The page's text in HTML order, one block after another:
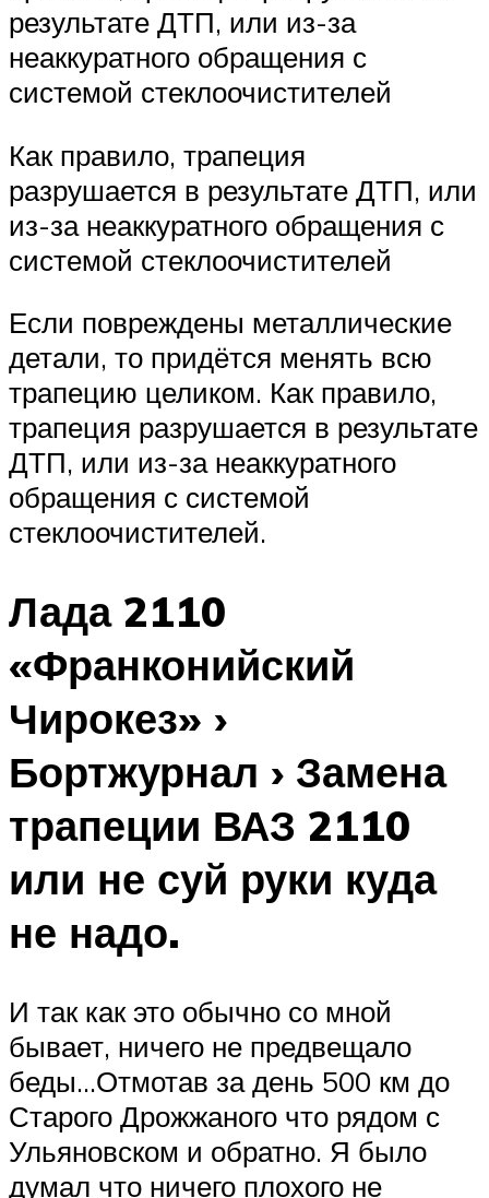
результате ДТП, или из-за
неаккуратного обращения с
системой стеклоочистителей
Как правило, трапеция
разрушается в результате ДТП, или
из-за неаккуратного обращения с
системой стеклоочистителей
Если повреждены металлические
детали, то придётся менять всю
трапецию целиком. Как правило,
трапеция разрушается в результате
ДТП, или из-за неаккуратного
обращения с системой
стеклоочистителей.
Лада 2110
«Франконийский
Чирокез» ›
Бортжурнал › Замена
трапеции ВАЗ 2110
или не суй руки куда
не надо.
И так как это обычно со мной
бывает, ничего не предвещало
беды…Отмотав за день 500 км до
Старого Дрожжаного что рядом с
Ульяновском и обратно. Я было
думал что ничего плохого не